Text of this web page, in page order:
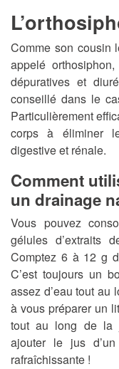
Comme son cousin
appelé
dépuratives et
conseillé dans le
Particulièrement
corps à éliminer
digestive et rénale.
Comment
un drainage
Vous pouvez
gélules d’extraits
Comptez 6 à 12 g
C’est toujours un
assez d’eau tout au
à vous préparer un
tout au long de la
ajouter le jus
rafraîchissante !